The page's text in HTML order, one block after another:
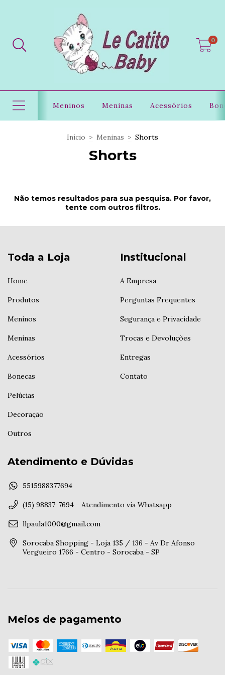
0
Meninos Meninas Acessórios
Início > Meninas > Shorts
Shorts
Não temos resultados para sua pesquisa. Por favor,
tente com outros filtros.
Toda a Loja
Home
Produtos
Meninos
Meninas
Acessórios
Bonecas
Pelúcias
Decoração
Outros
Institucional
A Empresa
Perguntas Frequentes
Segurança e Privacidade
Trocas e Devoluções
Entregas
Contato
Atendimento e Dúvidas
5515988377694
(15) 98837-7694 - Atendimento via Whatsapp
llpaula1000@gmail.com
Sorocaba Shopping - Loja 135 / 136 - Av Dr Afonso
Vergueiro 1766 - Centro - Sorocaba - SP
Meios de pagamento